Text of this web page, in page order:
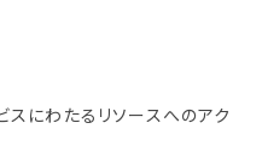
にわたるリソースへのアク